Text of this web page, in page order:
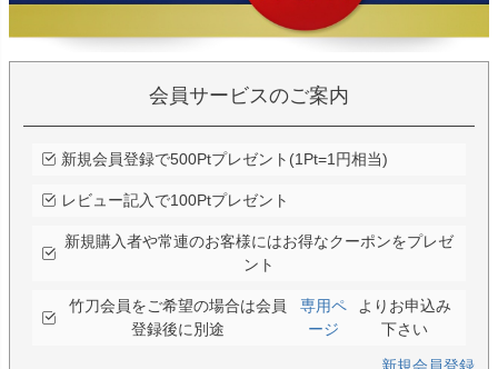
会員サービスのご案内
新規会員登録で500Ptプレゼント(1Pt=1円相当)
レビュー記入で100Ptプレゼント
新規購入者や常連のお客様にはお得なクーポンをプレゼ
ント
竹刀会員をご希望の場合は会員
登録後に別途
専用ペ
ージ
よりお申込み
下さい